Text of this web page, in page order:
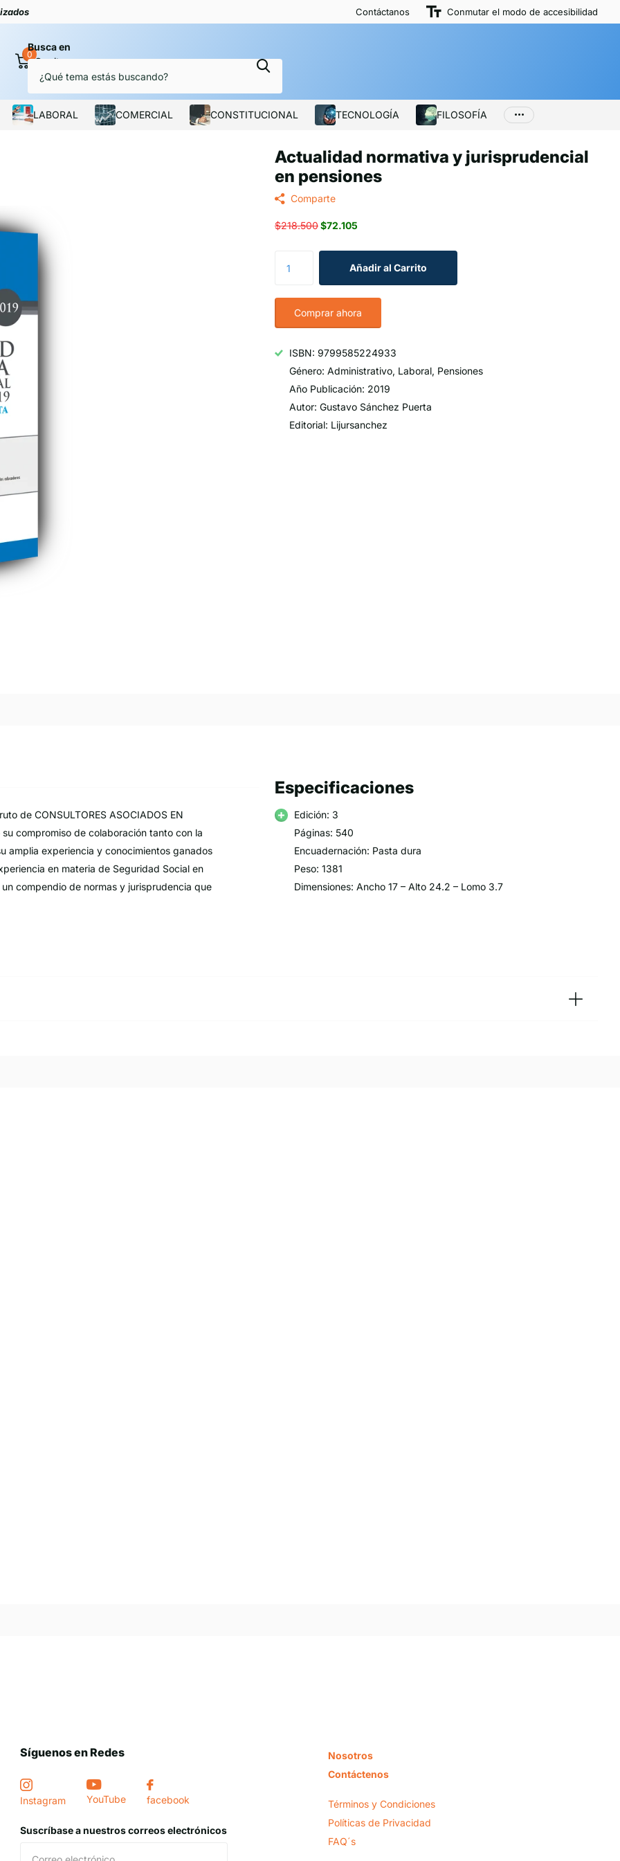
tu interés Contáctanos Conmutar el modo de accesibilidad
Busca en
0
Carrito
LABORAL COMERCIAL CONSTITUCIONAL TECNOLOGÍA FILOSOFÍA
Actualidad normativa y jurisprudencial
en pensiones
Comparte
$218.500$72.105
Añadir al Carrito
Comprar ahora
ISBN: 9799585224933
Género: Administrativo, Laboral, Pensiones
Año Publicación: 2019
Autor: Gustavo Sánchez Puerta
Editorial: Lijursanchez
de CONSULTORES ASOCIADOS EN
compromiso de colaboración tanto con la
amplia experiencia y conocimientos ganados
en materia de Seguridad Social en
compendio de normas y jurisprudencia que
firma CONSULTORES ASOCIADOS EN
normas y jurisprudencia actualizada, que será
Especificaciones
Edición: 3
Páginas: 540
Encuadernación: Pasta dura
Peso: 1381
Dimensiones: Ancho 17 – Alto 24.2 – Lomo 3.7
Síguenos en Redes
Instagram YouTube facebook
Suscríbase a nuestros correos electrónicos
Nosotros
Contáctenos
Términos y Condiciones
Políticas de Privacidad
FAQ´s